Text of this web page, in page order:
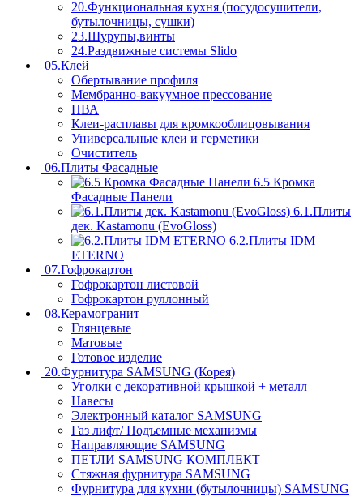
20.Функциональная кухня (посудосушители,
бутылочницы, сушки)
23.Шурупы,винты
24.Раздвижные системы Slido
05.Клей
Обертывание профиля
Мембранно-вакуумное прессование
ПВА
Клеи-расплавы для кромкооблицовывания
Универсальные клеи и герметики
Очиститель
06.Плиты Фасадные
6.5 Кромка
Фасадные Панели
6.1.Плиты
дек. Kastamonu (EvoGloss)
6.2.Плиты IDM
ETERNO
07.Гофрокартон
Гофрокартон листовой
Гофрокартон руллонный
08.Керамогранит
Глянцевые
Матовые
Готовое изделие
20.Фурнитура SAMSUNG (Корея)
Уголки с декоративной крышкой + металл
Навесы
Электронный каталог SAMSUNG
Газ лифт/ Подъемные механизмы
Направляющие SAMSUNG
ПЕТЛИ SAMSUNG КОМПЛЕКТ
Стяжная фурнитура SAMSUNG
Фурнитура для кухни (бутылочницы) SAMSUNG